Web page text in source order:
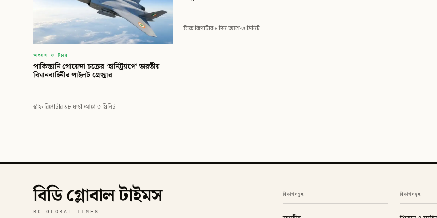
অপরাধ ও বিচার
পাকিস্তানি গোয়েন্দা চক্রের ‘হানিট্র্যাপে’ ভারতীয়
বিমানবাহিনীর পাইলট গ্রেপ্তার
স্টাফ রিপোর্টার·১৮ ঘণ্টা আগে·৩ মিনিট
স্টাফ রিপোর্টার·১ দিন আগে·৩ মিনিট
বিডি গ্লোবাল টাইমস
BD GLOBAL TIMES
বিভাগসমূহ বিভাগসমূহ